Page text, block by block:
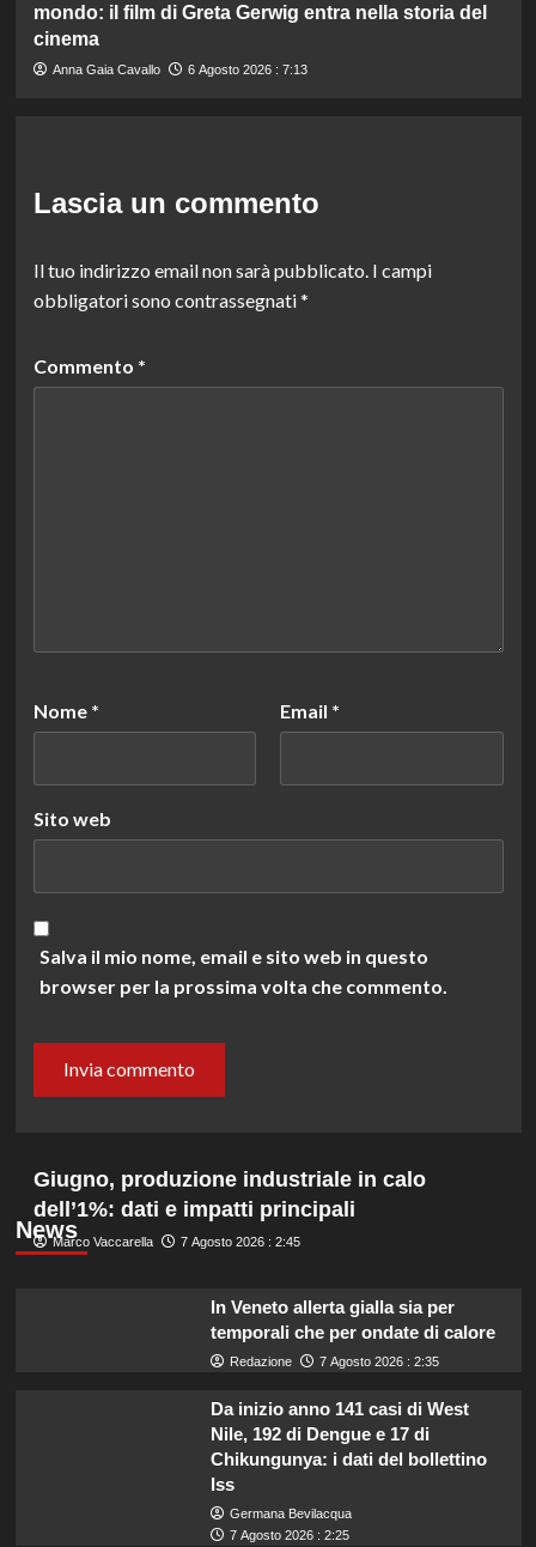
mondo: il film di Greta Gerwig entra nella storia del
cinema
Anna Gaia Cavallo 6 Agosto 2026 : 7:13
Lascia un commento
Il tuo indirizzo email non sarà pubblicato. I campi
obbligatori sono contrassegnati*
Commento *
Nome * Email *
Sito web
Salva il mio nome, email e sito web in questo
browser per la prossima volta che commento.
News
Giugno, produzione industriale in calo
dell’1%: dati e impatti principali
Marco Vaccarella 7 Agosto 2026 : 2:45
In Veneto allerta gialla sia per
temporali che per ondate di calore
Redazione 7 Agosto 2026 : 2:35
Da inizio anno 141 casi di West
Nile, 192 di Dengue e 17 di
Chikungunya: i dati del bollettino
Iss
Germana Bevilacqua
7 Agosto 2026 : 2:25